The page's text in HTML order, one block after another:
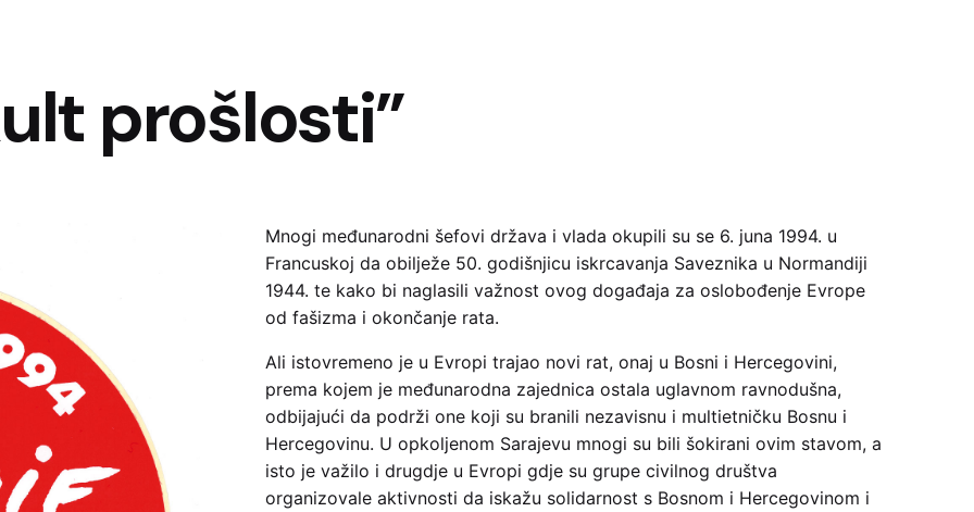
prošlosti”
Mnogi međunarodni šefovi država i vlada okupili su se 6. juna 1994. u
Francuskoj da obilježe 50. godišnjicu iskrcavanja Saveznika u Normandiji
1944. te kako bi naglasili važnost ovog događaja za oslobođenje Evrope
od fašizma i okončanje rata.
Ali istovremeno je u Evropi trajao novi rat, onaj u Bosni i Hercegovini,
prema kojem je međunarodna zajednica ostala uglavnom ravnodušna,
odbijajući da podrži one koji su branili nezavisnu i multietničku Bosnu i
Hercegovinu. U opkoljenom Sarajevu mnogi su bili šokirani ovim stavom, a
isto je važilo i drugdje u Evropi gdje su grupe civilnog društva
organizovale aktivnosti da iskažu solidarnost s Bosnom i Hercegovinom i